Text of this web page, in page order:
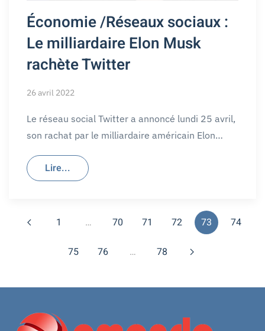
Économie /Réseaux sociaux :
Le milliardaire Elon Musk
rachète Twitter
26 avril 2022
Le réseau social Twitter a annoncé lundi 25 avril,
son rachat par le milliardaire américain Elon…
Lire...
1 … 70 71 72 73 74
75 76 … 78